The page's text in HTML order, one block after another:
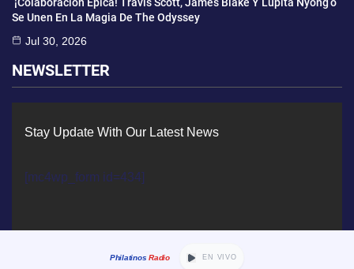
¡Colaboración Épica! Travis Scott, James Blake Y Lupita Nyong’o
Se Unen En La Magia De The Odyssey
Jul 30, 2026
NEWSLETTER
Stay Update With Our Latest News
[mc4wp_form id=434]
Philatinos Radio EN VIVO